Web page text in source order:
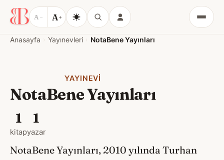
A − A+
Menü
Anasayfa Yayınevleri NotaBene Yayınları
YAYINEVI
NotaBene Yayınları
1
kitap
1
yazar
NotaBene Yayınları, 2010 yılında Turhan